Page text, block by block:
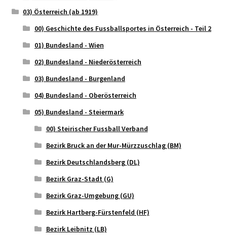
03) Österreich (ab 1919)
00) Geschichte des Fussballsportes in Österreich - Teil 2
01) Bundesland - Wien
02) Bundesland - Niederösterreich
03) Bundesland - Burgenland
04) Bundesland - Oberösterreich
05) Bundesland - Steiermark
00) Steirischer Fussball Verband
Bezirk Bruck an der Mur-Mürzzuschlag (BM)
Bezirk Deutschlandsberg (DL)
Bezirk Graz-Stadt (G)
Bezirk Graz-Umgebung (GU)
Bezirk Hartberg-Fürstenfeld (HF)
Bezirk Leibnitz (LB)